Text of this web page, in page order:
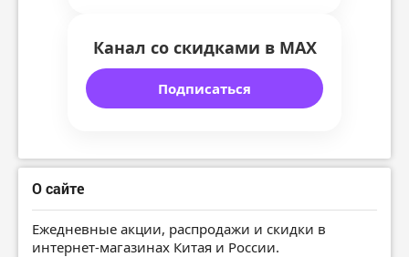
Канал со скидками в MAX
Подписаться
О сайте
Ежедневные акции, распродажи и скидки в
интернет-магазинах Китая и России.